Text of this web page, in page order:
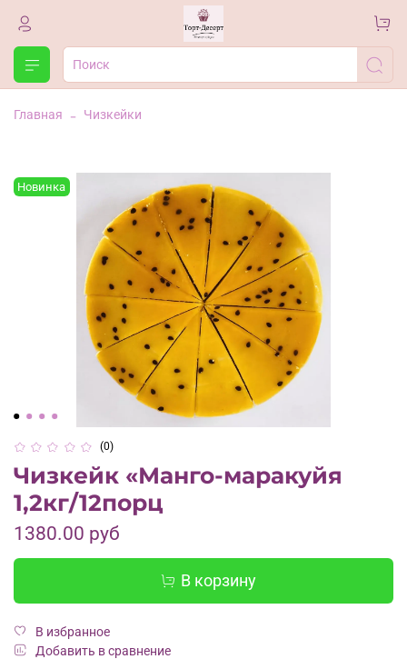
Главная Чизкейки
Новинка
(0)
Чизкейк «Манго-маракуйя
1,2кг/12порц
1380.00 руб
В корзину
В избранное
Добавить в сравнение